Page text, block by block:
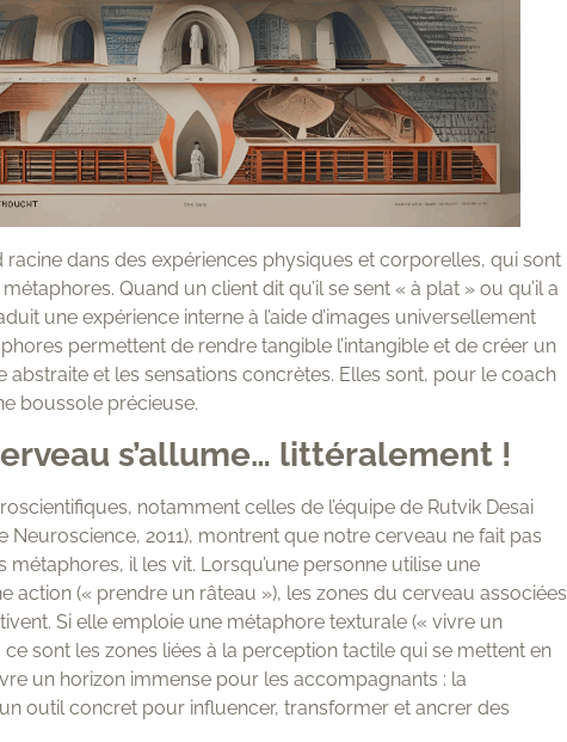
racine dans des expériences physiques et corporelles, qui sont
Quand un client dit qu’il se sent « à plat » ou qu’il a
une expérience interne à l’aide d’images universellement
permettent de rendre tangible l’intangible et de créer un
abstraite et les sensations concrètes. Elles sont, pour le coach
boussole précieuse.
s’allume… littéralement !
notamment celles de l’équipe de Rutvik Desai
Neuroscience, 2011), montrent que notre cerveau ne fait pas
il les vit. Lorsqu’une personne utilise une
action (« prendre un râteau »), les zones du cerveau associées
Si elle emploie une métaphore texturale (« vivre un
sont les zones liées à la perception tactile qui se mettent en
un horizon immense pour les accompagnants : la
outil concret pour influencer, transformer et ancrer des